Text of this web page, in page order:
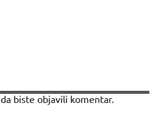
da biste objavili komentar.